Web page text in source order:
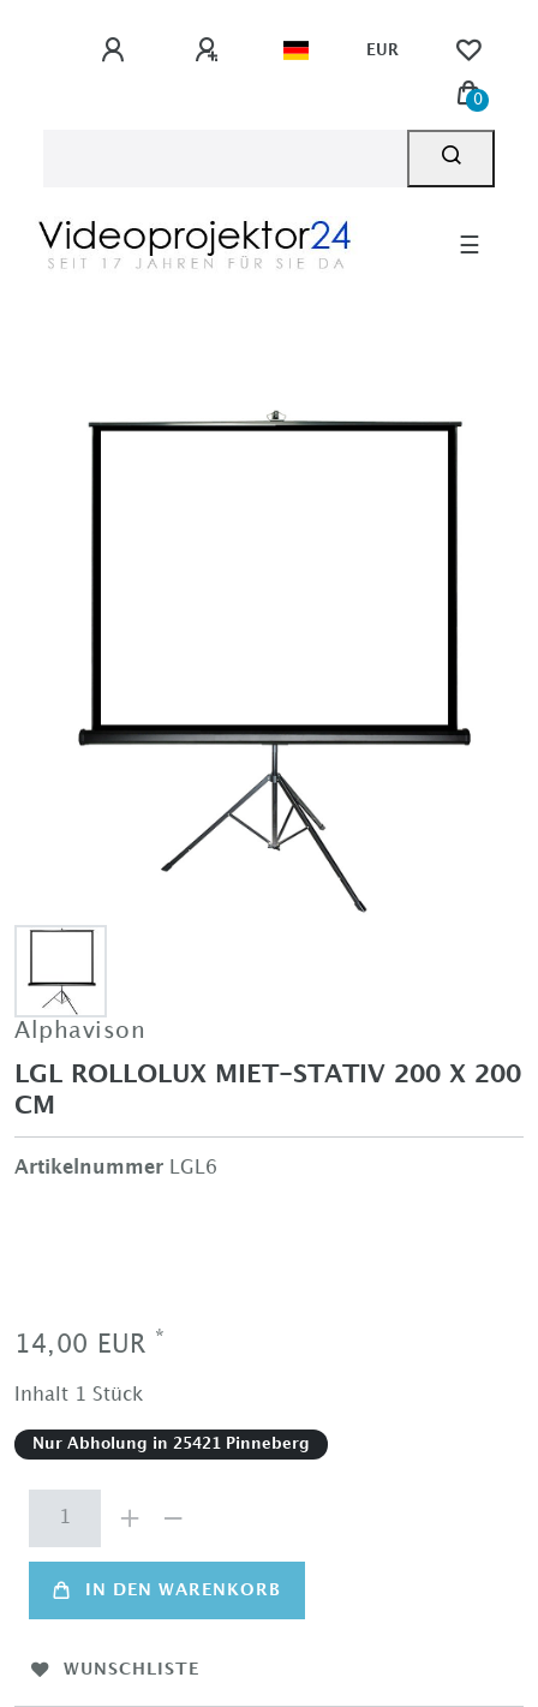
EUR
0
☰
Alphavison
LGL ROLLOLUX MIET-STATIV 200 X 200
CM
Artikelnummer LGL6
14,00 EUR *
Inhalt Stück
Nur Abholung in 25421 Pinneberg
IN DEN WARENKORB
WUNSCHLISTE